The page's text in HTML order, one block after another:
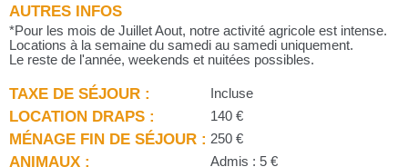
AUTRES INFOS
*Pour les mois de Juillet Aout, notre activité agricole est intense.
Locations à la semaine du samedi au samedi uniquement.
Le reste de l'année, weekends et nuitées possibles.
TAXE DE SÉJOUR : Incluse
LOCATION DRAPS : 140 €
MÉNAGE FIN DE SÉJOUR : 250 €
ANIMAUX : Admis : 5 €